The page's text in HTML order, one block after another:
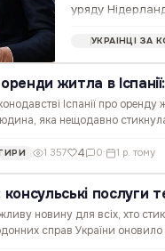
уряду
УКРАЇНЦІ ЗА
житла в
Іспанії про
яка нещодавно
1 357 4 0· 1 р. тому
послуги
новину для всіх, хто
справ України